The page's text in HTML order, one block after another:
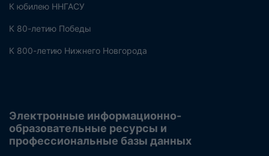
К юбилею ННГАСУ
К 80-летию Победы
К 800-летию Нижнего Новгорода
Электронные информационно-
образовательные ресурсы и
профессиональные базы данных